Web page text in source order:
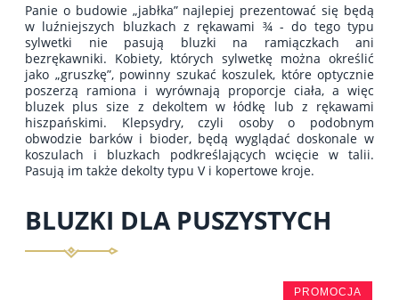
Panie o budowie „jabłka” najlepiej prezentować się będą
w luźniejszych bluzkach z rękawami ¾ - do tego typu
sylwetki nie pasują bluzki na ramiączkach ani
bezrękawniki. Kobiety, których sylwetkę można określić
jako „gruszkę”, powinny szukać koszulek, które optycznie
poszerzą ramiona i wyrównają proporcje ciała, a więc
bluzek plus size z dekoltem w łódkę lub z rękawami
hiszpańskimi. Klepsydry, czyli osoby o podobnym
obwodzie barków i bioder, będą wyglądać doskonale w
koszulach i bluzkach podkreślających wcięcie w talii.
Pasują im także dekolty typu V i kopertowe kroje.
BLUZKI DLA PUSZYSTYCH
PROMOCJA